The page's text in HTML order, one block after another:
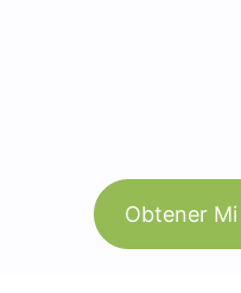
Obtener